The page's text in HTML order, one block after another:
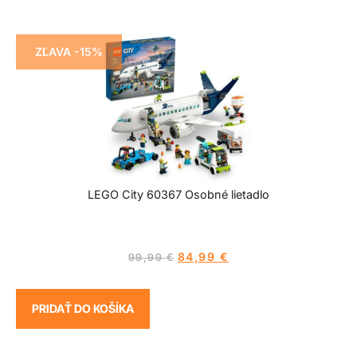
ZĽAVA -15%
LEGO City 60367 Osobné lietadlo
99,99€ 84,99 €
PRIDAŤ DO KOŠÍKA